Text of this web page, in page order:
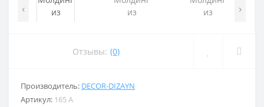
‹ ›
Отзывы: (0)
Производитель: DECOR-DIZAYN
Артикул: 165 A